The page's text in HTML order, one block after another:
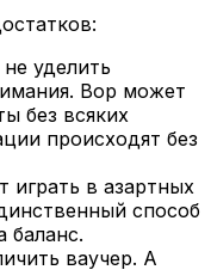
уделить
Вор может
без всяких
происходят без
играть в азартных
способ
баланс.
ваучер. А